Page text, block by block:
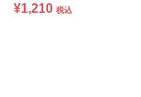
¥1,210 税込